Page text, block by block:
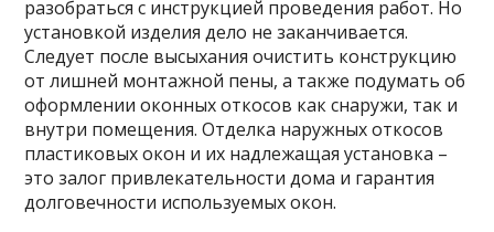
разобраться с инструкцией проведения работ. Но
установкой изделия дело не заканчивается.
Следует после высыхания очистить конструкцию
от лишней монтажной пены, а также подумать об
оформлении оконных откосов как снаружи, так и
внутри помещения. Отделка наружных откосов
пластиковых окон и их надлежащая установка –
это залог привлекательности дома и гарантия
долговечности используемых окон.